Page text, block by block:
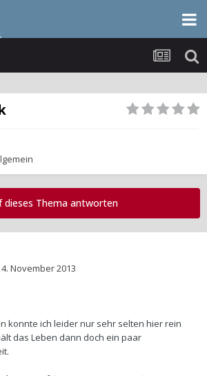
dieses Thema antworten
4. November 2013
konnte ich leider nur sehr selten hier rein
das Leben dann doch ein paar